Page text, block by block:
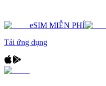
eSIM MIỄN PHÍ
Tải ứng dụng